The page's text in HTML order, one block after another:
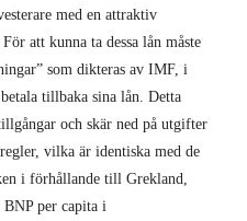
med en attraktiv
att kunna ta dessa lån måste
som dikteras av IMF, i
tillbaka sina lån. Detta
och skär ned på utgifter
vilka är identiska med de
i förhållande till Grekland,
per capita i